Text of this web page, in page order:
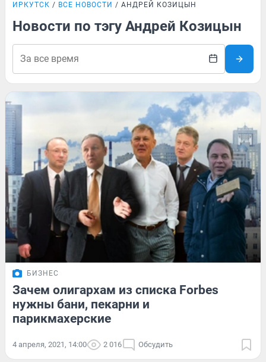
ИРКУТСК ВСЕ НОВОСТИ АНДРЕЙ КОЗИЦЫН
Новости по тэгу Андрей Козицын
БИЗНЕС
Зачем олигархам из списка Forbes
нужны бани, пекарни и
парикмахерские
4 апреля, 2021, 14:00 2 016 Обсудить